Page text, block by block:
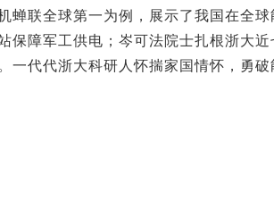
联全球第一为例，展示了我国在全
保障军工供电；岑可法院士扎根浙大
一代代浙大科研人怀揣家国情怀，勇